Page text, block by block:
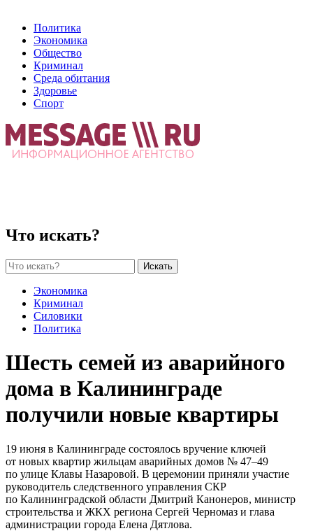
Политика
Экономика
Общество
Криминал
Среда обитания
Здоровье
Спорт
Что искать?
Искать
Экономика
Криминал
Силовики
Политика
Шесть семей из аварийного
дома в Калининграде
получили новые квартиры
19 июня в Калининграде состоялось вручение ключей
от новых квартир жильцам аварийных домов № 47–49
по улице Клавы Назаровой. В церемонии приняли участие
руководитель следственного управления СКР
по Калининградской области Дмитрий Канонеров, министр
строительства и ЖКХ региона Сергей Черномаз и глава
администрации города Елена Дятлова.